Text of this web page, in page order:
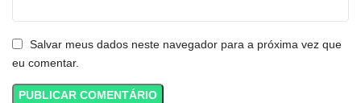
Salvar meus dados neste navegador para a próxima vez que
eu comentar.